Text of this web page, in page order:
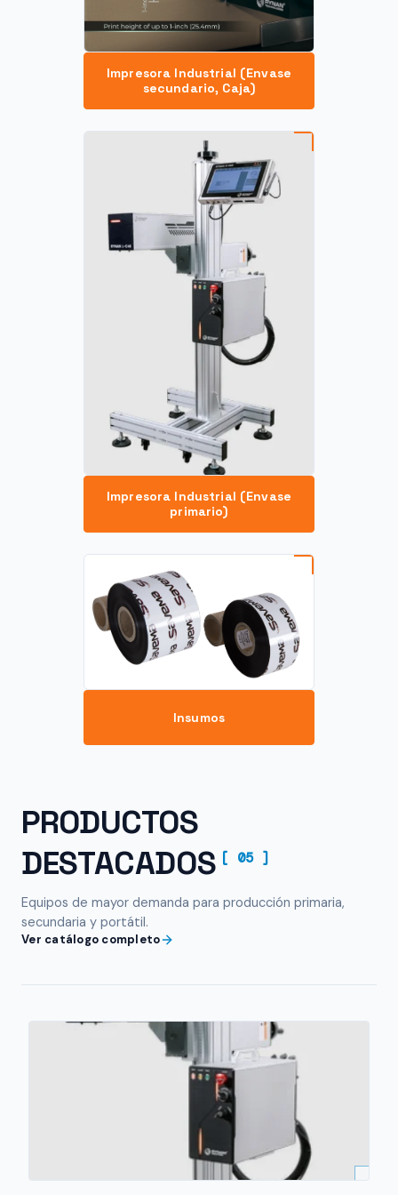
Impresora Industrial (Envase
secundario, Caja)
Impresora Industrial (Envase
primario)
Insumos
PRODUCTOS
DESTACADOS [ 05 ]
Equipos de mayor demanda para producción primaria,
secundaria y portátil.
Ver catálogo completo